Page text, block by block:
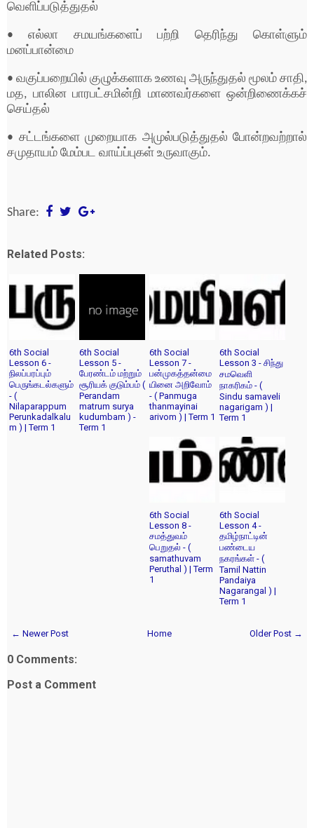
வெளிப்படுத்துதல்
• எல்லா சமயங்களைப் பற்றி தெரிந்து காெள்ளும்
மனப்பான்மை
• வகுப்பறையில் குழுக்களாக உணவு அருந்துதல் மூலம் சாதி,
மத, பாலின பாரபட்சமின்றி மாணவர்களை ஒன்றிணைக்கச்
செய்தல்
• சட்டங்களை முறையாக அமுல்படுத்துதல் பாேன்றவற்றால்
சமுதாயம் மேம்பட வாய்ப்புகள் உருவாகும்.
Share:
Related Posts:
6th Social
Lesson 6 -
நிலப்பரப்பும்
பெருங்கடல்களும்
- (
Nilaparappum
Perunkadalkalu
m ) | Term 1
6th Social
Lesson 5 -
பேரண்டம் மற்றும்
சூரியக் குடும்பம் (
Perandam
matrum surya
kudumbam ) -
Term 1
6th Social
Lesson 7 -
பன்முகத்தன்மை
யினை அறிவோம்
- ( Panmuga
thanmayinai
arivom ) | Term 1
6th Social
Lesson 3 - சிந்து
சமவெளி
நாகரிகம் - (
Sindu samaveli
nagarigam ) |
Term 1
6th Social
Lesson 8 -
சமத்துவம்
பெறுதல் - (
samathuvam
Peruthal ) | Term
1
6th Social
Lesson 4 -
தமிழ்நாட்டின்
பண்டைய
நகரங்கள் - (
Tamil Nattin
Pandaiya
Nagarangal ) |
Term 1
← Newer Post Older Post →
Home
0 Comments:
Post a Comment